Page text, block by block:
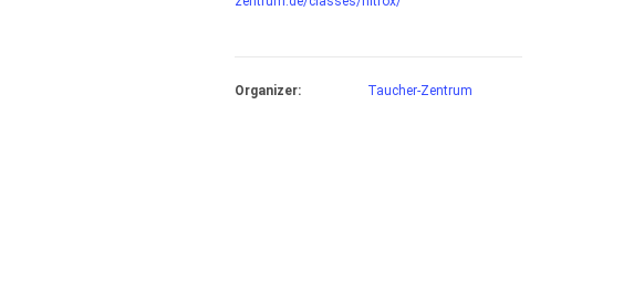
Organizer: Taucher-Zentrum